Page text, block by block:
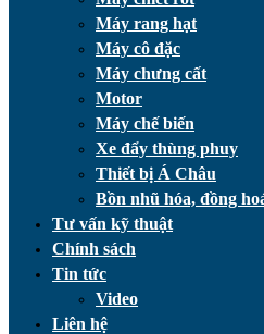
Máy rang hạt
Máy cô đặc
Máy chưng cất
Motor
Máy chế biến
Xe đẩy thùng phuy
Thiết bị Á Châu
Bồn nhũ hóa, đồng
Tư vấn kỹ thuật
Chính sách
Tin tức
Video
Liên hệ